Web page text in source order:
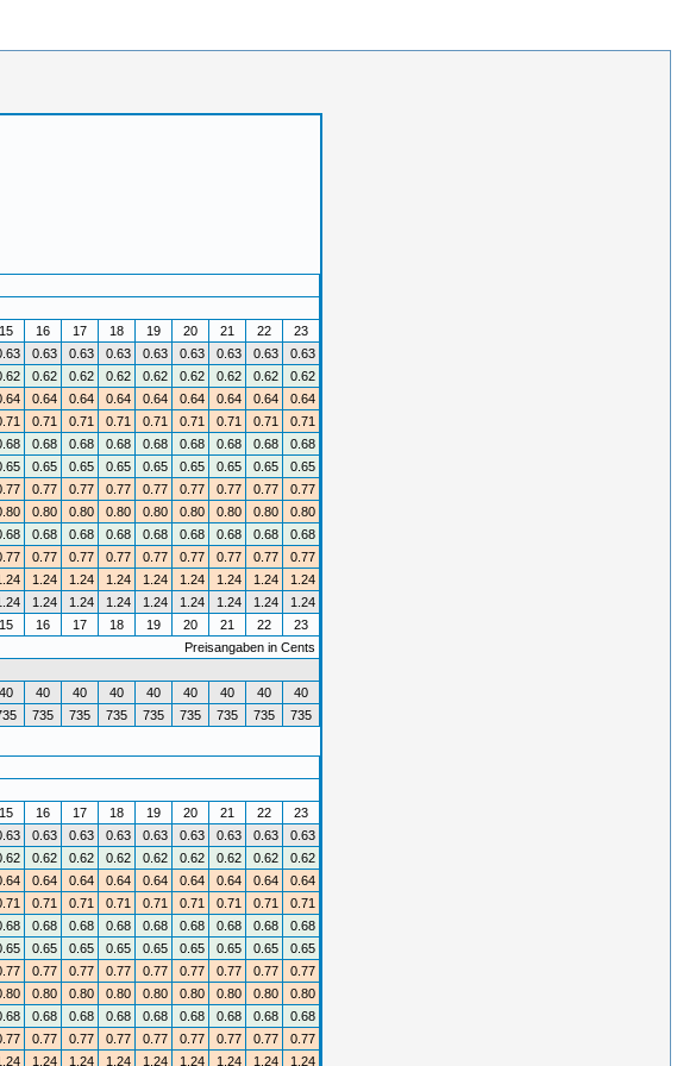
15 16 17 18 19 20 21 22
23
0.63 0.63 0.63 0.63 0.63 0.63 0.63
0.63
0.62 0.62 0.62 0.62 0.62 0.62 0.62
0.62
0.64 0.64 0.64 0.64 0.64 0.64 0.64
0.64
0.71 0.71 0.71 0.71 0.71 0.71 0.71
0.71
0.68 0.68 0.68 0.68 0.68 0.68 0.68
0.68
0.65 0.65 0.65 0.65 0.65 0.65 0.65
0.65
0.77 0.77 0.77 0.77 0.77 0.77 0.77
0.77
0.80 0.80 0.80 0.80 0.80 0.80 0.80
0.80
0.68 0.68 0.68 0.68 0.68 0.68 0.68
0.68
0.77 0.77 0.77 0.77 0.77 0.77 0.77
0.77
1.24 1.24 1.24 1.24 1.24 1.24 1.24
1.24
1.24 1.24 1.24 1.24 1.24 1.24 1.24
1.24
15 16 17 18 19 20 21 22
23
Preisangaben in Cents
40 40 40 40 40 40 40 40
40
735 735 735 735 735 735 735 735
15 16 17 18 19 20 21 22
23
0.63 0.63 0.63 0.63 0.63 0.63 0.63
0.63
0.62 0.62 0.62 0.62 0.62 0.62 0.62
0.62
0.64 0.64 0.64 0.64 0.64 0.64 0.64
0.64
0.71 0.71 0.71 0.71 0.71 0.71 0.71
0.71
0.68 0.68 0.68 0.68 0.68 0.68 0.68
0.68
0.65 0.65 0.65 0.65 0.65 0.65 0.65
0.65
0.77 0.77 0.77 0.77 0.77 0.77 0.77
0.77
0.80 0.80 0.80 0.80 0.80 0.80 0.80
0.80
0.68 0.68 0.68 0.68 0.68 0.68 0.68
0.68
0.77 0.77 0.77 0.77 0.77 0.77 0.77
0.77
1.24 1.24 1.24 1.24 1.24 1.24 1.24 1.24